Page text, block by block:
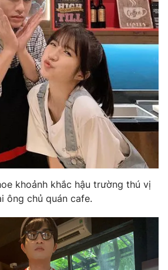
khoảnh khắc hậu trường thú vị
ông chủ quán cafe.